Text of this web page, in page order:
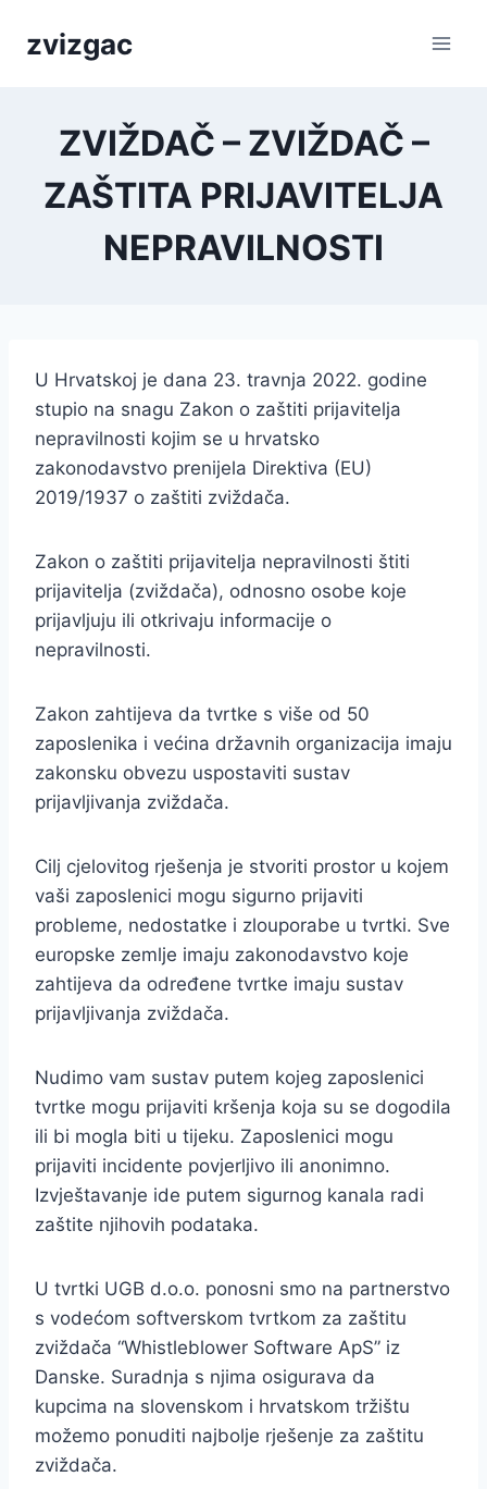
zvizgac
ZVIŽDAČ – ZVIŽDAČ –
ZAŠTITA PRIJAVITELJA
NEPRAVILNOSTI
U Hrvatskoj je dana 23. travnja 2022. godine
stupio na snagu Zakon o zaštiti prijavitelja
nepravilnosti kojim se u hrvatsko
zakonodavstvo prenijela Direktiva (EU)
2019/1937 o zaštiti zviždača.
Zakon o zaštiti prijavitelja nepravilnosti štiti
prijavitelja (zviždača), odnosno osobe koje
prijavljuju ili otkrivaju informacije o
nepravilnosti.
Zakon zahtijeva da tvrtke s više od 50
zaposlenika i većina državnih organizacija imaju
zakonsku obvezu uspostaviti sustav
prijavljivanja zviždača.
Cilj cjelovitog rješenja je stvoriti prostor u kojem
vaši zaposlenici mogu sigurno prijaviti
probleme, nedostatke i zlouporabe u tvrtki. Sve
europske zemlje imaju zakonodavstvo koje
zahtijeva da određene tvrtke imaju sustav
prijavljivanja zviždača.
Nudimo vam sustav putem kojeg zaposlenici
tvrtke mogu prijaviti kršenja koja su se dogodila
ili bi mogla biti u tijeku. Zaposlenici mogu
prijaviti incidente povjerljivo ili anonimno.
Izvještavanje ide putem sigurnog kanala radi
zaštite njihovih podataka.
U tvrtki UGB d.o.o. ponosni smo na partnerstvo
s vodećom softverskom tvrtkom za zaštitu
zviždača “Whistleblower Software ApS” iz
Danske. Suradnja s njima osigurava da
kupcima na slovenskom i hrvatskom tržištu
možemo ponuditi najbolje rješenje za zaštitu
zviždača.